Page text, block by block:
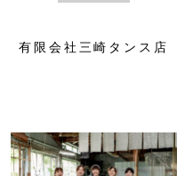
有限会社三崎タンス店